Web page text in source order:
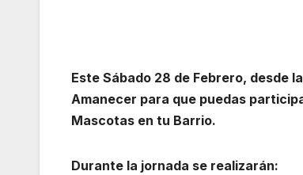
Este Sábado 28 de Febrero, desde
Amanecer para que puedas
Mascotas en tu Barrio.
Durante la jornada se realizarán: